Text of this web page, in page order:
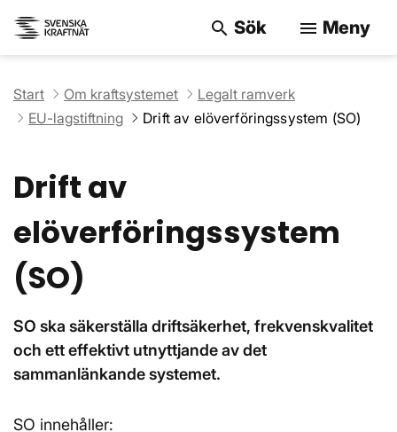
search Sök menu Meny
Start Om kraftsystemet
Legalt ramverk
EU-lagstiftning
Drift av elöverföringssystem (SO)
Drift av
elöverföringssystem
(SO)
SO ska säkerställa driftsäkerhet, frekvenskvalitet
och ett effektivt utnyttjande av det
sammanlänkande systemet.
SO innehåller: